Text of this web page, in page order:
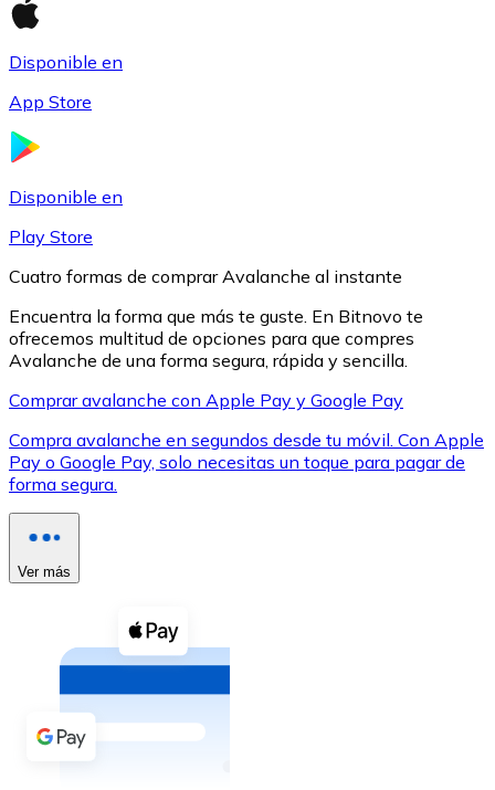
Litecoin
LTC
Ver todo
Compra criptomonedas con efectivo en tu tienda más
Comprar con efectivo
Transferencia SEPA
Añade fondos a tu cuenta Bitnovo o realiza compras
Comprar con Transferencia
Disponible en
App Store
Disponible en
Play Store
Cuatro formas de comprar Avalanche al instante
Encuentra la forma que más te guste. En Bitnovo te
ofrecemos multitud de opciones para que compres
Avalanche de una forma segura, rápida y sencilla.
Comprar avalanche con Apple Pay y Google Pay
Compra avalanche en segundos desde tu móvil. Con Apple
Pay o Google Pay, solo necesitas un toque para pagar de
forma segura.
Ver más